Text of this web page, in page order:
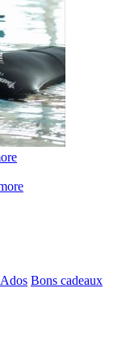
Bons cadeaux